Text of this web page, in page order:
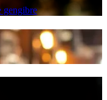
gengibre